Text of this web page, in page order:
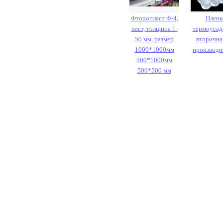
Фторопласт Ф-4,
лист, толщина 1-
50 мм, размер
1000*1000мм
500*1000мм
500*500 мм